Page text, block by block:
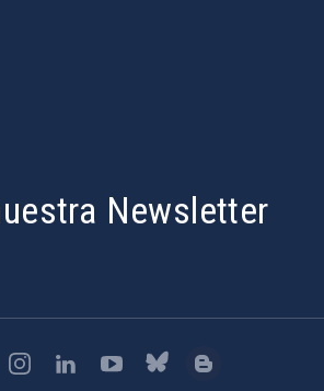
Newsletter